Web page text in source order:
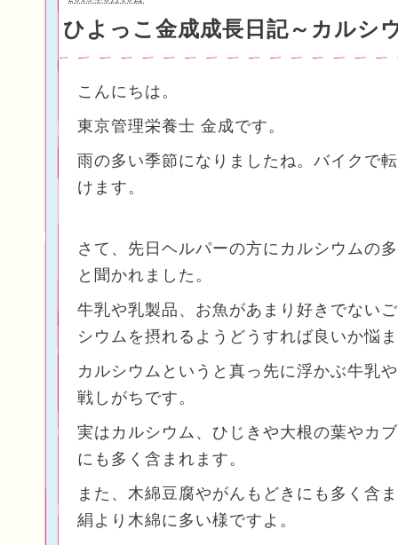
ひよっこ金成成長日記～カルシ
こんにちは。
東京管理栄養士 金成です。
雨の多い季節になりましたね。バイクで
けます。
さて、先日ヘルパーの方にカルシウムの
と聞かれました。
牛乳や乳製品、お魚があまり好きでない
シウムを摂れるようどうすれば良いか悩
カルシウムというと真っ先に浮かぶ牛乳
戦しがちです。
実はカルシウム、ひじきや大根の葉やカ
にも多く含まれます。
また、木綿豆腐やがんもどきにも多く含
絹より木綿に多い様ですよ。